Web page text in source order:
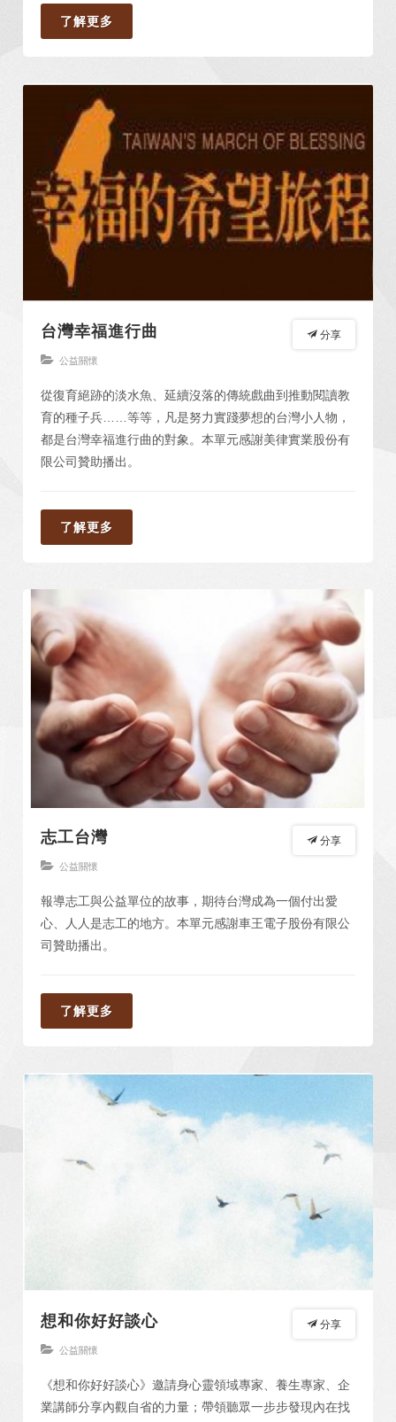
了解更多
分享
台灣幸福進行曲
公益關懷
從復育絕跡的淡水魚、延續沒落的傳統戲曲到推動閱讀教
育的種子兵……等等，凡是努力實踐夢想的台灣小人物，
都是台灣幸福進行曲的對象。本單元感謝美律實業股份有
限公司贊助播出。
了解更多
分享
志工台灣
公益關懷
報導志工與公益單位的故事，期待台灣成為一個付出愛
心、人人是志工的地方。本單元感謝車王電子股份有限公
司贊助播出。
了解更多
分享
想和你好好談心
公益關懷
《想和你好好談心》邀請身心靈領域專家、養生專家、企
業講師分享內觀自省的力量；帶領聽眾一步步發現內在找